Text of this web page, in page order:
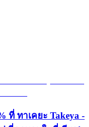
ที่ ทาเคยะ Takeya -